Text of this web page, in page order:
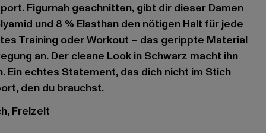
Figurnah geschnitten, gibt dir dieser Damen
und 8 % Elasthan den nötigen Halt für jede
Training oder Workout – das gerippte Material
an. Der cleane Look in Schwarz macht ihn
Ein echtes Statement, das dich nicht im Stich
den du brauchst.
Freizeit